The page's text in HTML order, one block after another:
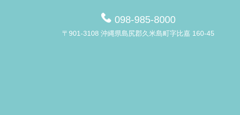
098-985-8000
〒901-3108 沖縄県島尻郡久米島町字比嘉 160-45